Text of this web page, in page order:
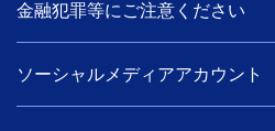
金融犯罪等にご注意ください
ソーシャルメディアアカウント